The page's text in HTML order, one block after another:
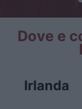
Dove e
Irlanda